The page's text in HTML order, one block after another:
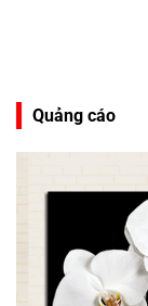
Quảng cáo